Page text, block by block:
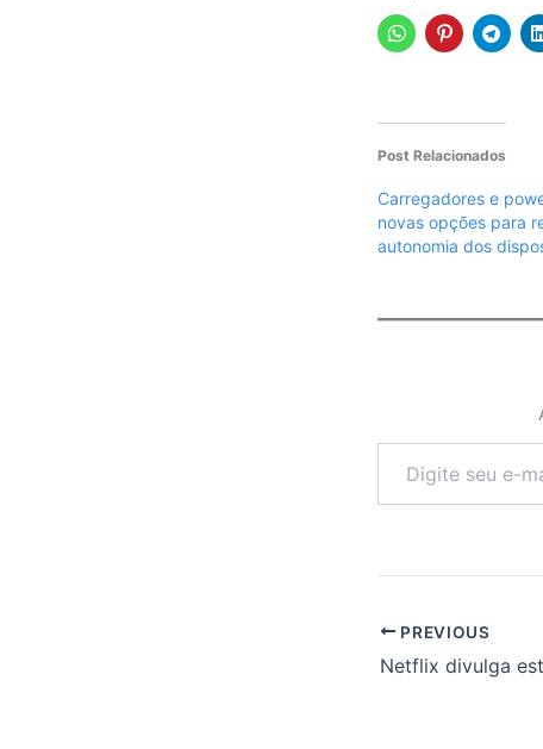
Post Relacionados
Carregadores e
novas opções para
autonomia dos
e-
PREVIOUS